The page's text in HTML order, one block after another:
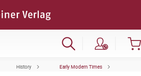
History Early Modern Times